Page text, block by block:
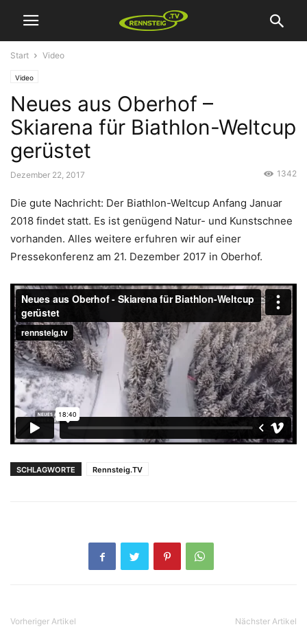
Start Video
Video
Neues aus Oberhof –
Skiarena für Biathlon-Weltcup
gerüstet
Dezember 22, 2017 1342
Die gute Nachricht: Der Biathlon-Weltcup Anfang Januar
2018 findet statt. Es ist genügend Natur- und Kunstschnee
vorhanden. Alles weitere erfuhren wir auf einer
Pressekonferenz am 21. Dezember 2017 in Oberhof.
SCHLAGWORTE Rennsteig.TV
Vorheriger Artikel Nächster Artikel